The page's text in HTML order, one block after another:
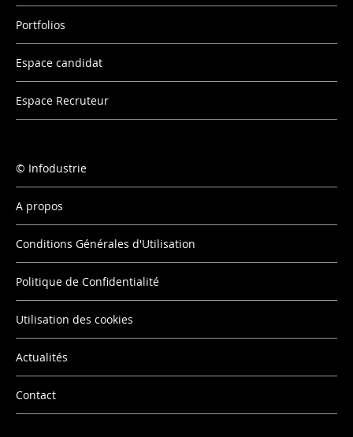
Portfolios
Espace candidat
Espace Recruteur
Infodustrie
A propos
Conditions Générales d'Utilisation
Politique de Confidentialité
Utilisation des cookies
Actualités
Contact